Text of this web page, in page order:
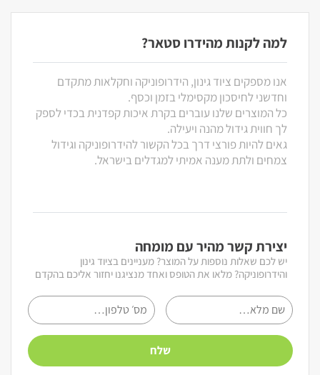
למה לקנות מהידרו סטאר?
אנו מספקים ציוד גינון, הידרופוניקה וחקלאות מתקדם
וחדשני לחיסכון מקסימלי בזמן וכסף.
כל המוצרים שלנו עוברים בקרת איכות קפדנית בכדי לספק
לך חווית גידול מהנה ויעילה.
גאים להיות פורצי דרך בכל הקשור להידרופוניקה וגידול
צמחים ולתת מענה אמיתי למגדלים בישראל.
יצירת קשר מהיר עם מומחה
יש לכם שאלות נוספות על המוצר? מעניינים בציוד גינון
והידרופוניקה? מלאו את הטופס ואחד מנציגנו יחזור אליכם בהקדם